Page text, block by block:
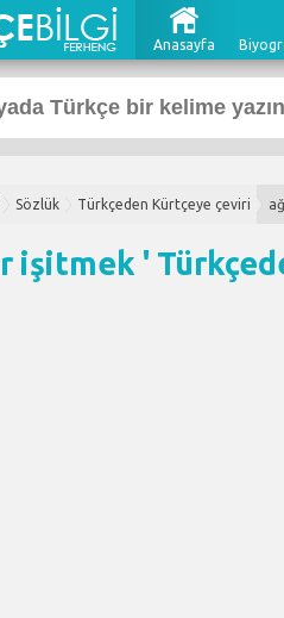
Anasayfa
Sözlük Türkçeden Kürtçeye çeviri
işitmek '